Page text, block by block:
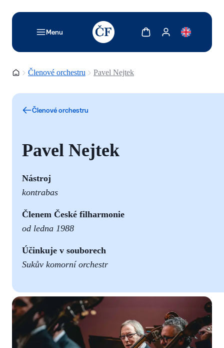
Menu
TODO: Add description for reader
Zobrazit košíkZobrazit můj účet
Domovská stránka
Členové orchestru Pavel Nejtek
Členové orchestru
Pavel Nejtek
Nástroj
kontrabas
Členem České filharmonie
od ledna 1988
Účinkuje v souborech
Sukův komorní orchestr